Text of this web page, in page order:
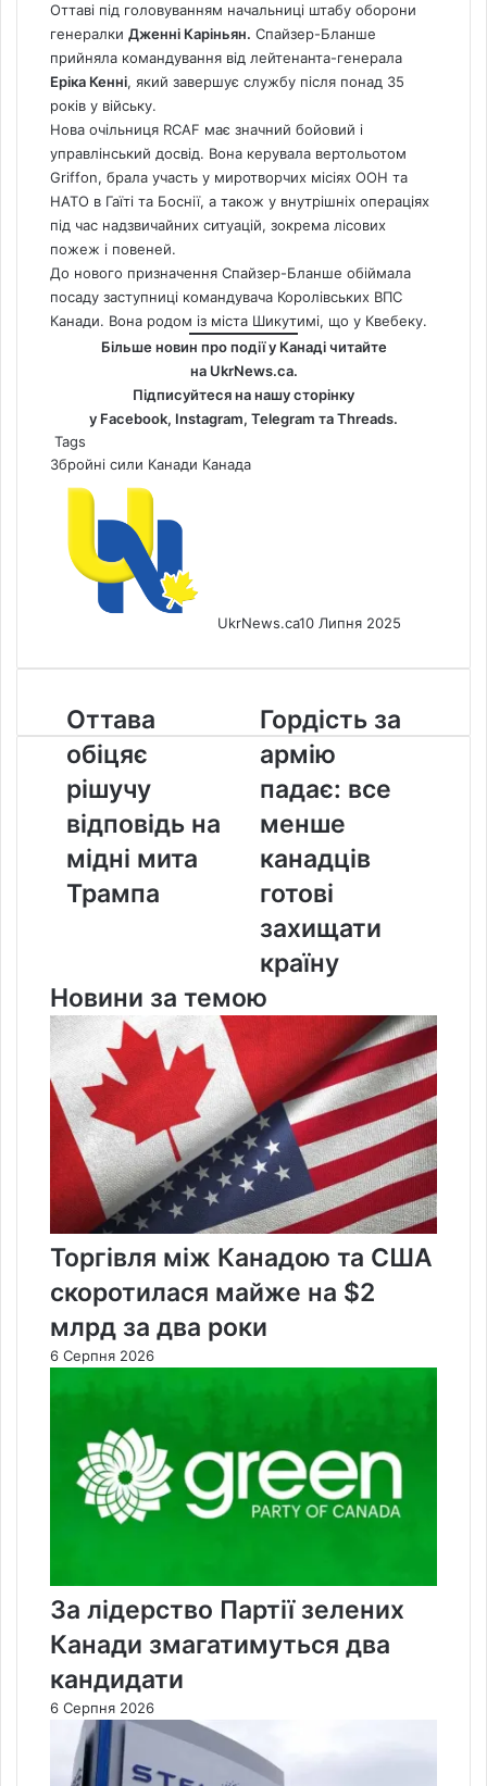
Оттаві під головуванням начальниці штабу оборони
генералки Дженні Каріньян. Спайзер-Бланше
прийняла командування від лейтенанта-генерала
Еріка Кенні, який завершує службу після понад 35
років у війську.
Нова очільниця RCAF має значний бойовий і
управлінський досвід. Вона керувала вертольотом
Griffon, брала участь у миротворчих місіях ООН та
НАТО в Гаїті та Боснії, а також у внутрішніх операціях
під час надзвичайних ситуацій, зокрема лісових
пожеж і повеней.
До нового призначення Спайзер-Бланше обіймала
посаду заступниці командувача Королівських ВПС
Канади. Вона родом із міста Шикутимі, що у Квебеку.
Більше новин про події у Канаді читайте
на UkrNews.ca.
Підписуйтеся на нашу сторінку
у Facebook, Instagram, Telegram таThreads.
Tags
Збройні сили Канади Канада
UkrNews.ca10 Липня 2025
Оттава
обіцяє
рішучу
відповідь
на
мідні
мита
Трампа
Оттава
обіцяє
рішучу
відповідь на
мідні мита
Трампа
Гордість
за
армію
падає:
все
менше
канадців
готові
захищати
Гордість за
армію
падає: все
менше
канадців
готові
захищати
країну
Новини за темою
Торгівля між Канадою та США
скоротилася майже на $2
млрд за два роки
6 Серпня 2026
За лідерство Партії зелених
Канади змагатимуться два
кандидати
6 Серпня 2026